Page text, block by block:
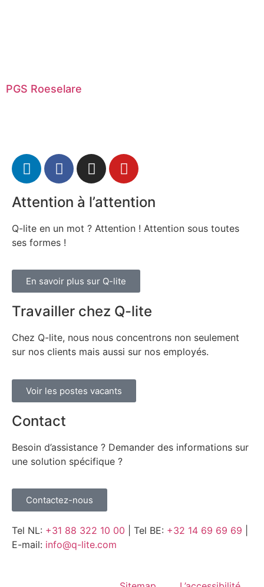
PGS Roeselare
Attention à l’attention
Q-lite en un mot ? Attention ! Attention sous toutes
ses formes !
En savoir plus sur Q-lite
Travailler chez Q-lite
Chez Q-lite, nous nous concentrons non seulement
sur nos clients mais aussi sur nos employés.
Voir les postes vacants
Contact
Besoin d’assistance ? Demander des informations sur
une solution spécifique ?
Contactez-nous
Tel NL: +31 88 322 10 00 | Tel BE: +32 14 69 69 69
E-mail: info@q-lite.com